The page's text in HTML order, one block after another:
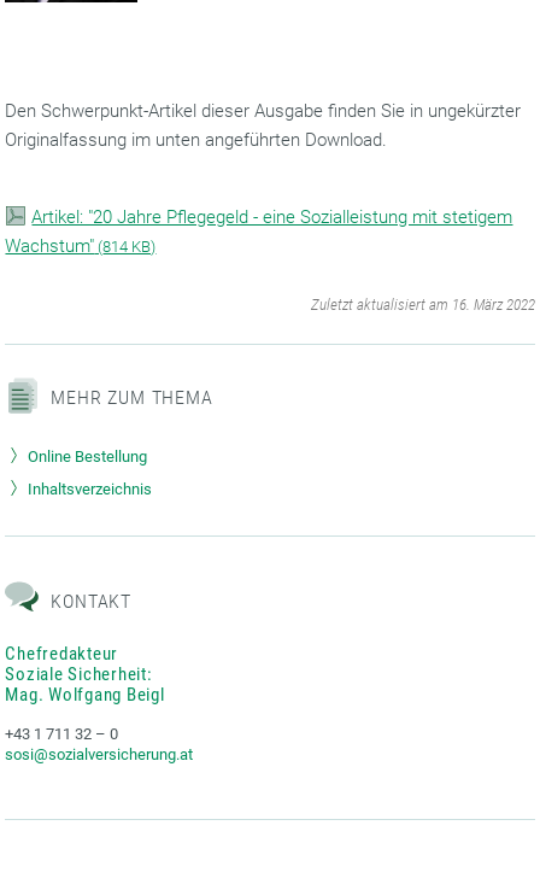
Den Schwerpunkt-Artikel dieser Ausgabe finden Sie in ungekürzter
Originalfassung im unten angeführten Download.
Artikel: "20 Jahre Pflegegeld - eine Sozialleistung mit stetigem
Wachstum" (814 KB)
Zuletzt aktualisiert am 16. März 2022
MEHR ZUM THEMA
Online Bestellung
Inhaltsverzeichnis
KONTAKT
Chefredakteur
Soziale Sicherheit:
Mag. Wolfgang Beigl
+43 1 711 32 – 0
sosi@sozialversicherung.at